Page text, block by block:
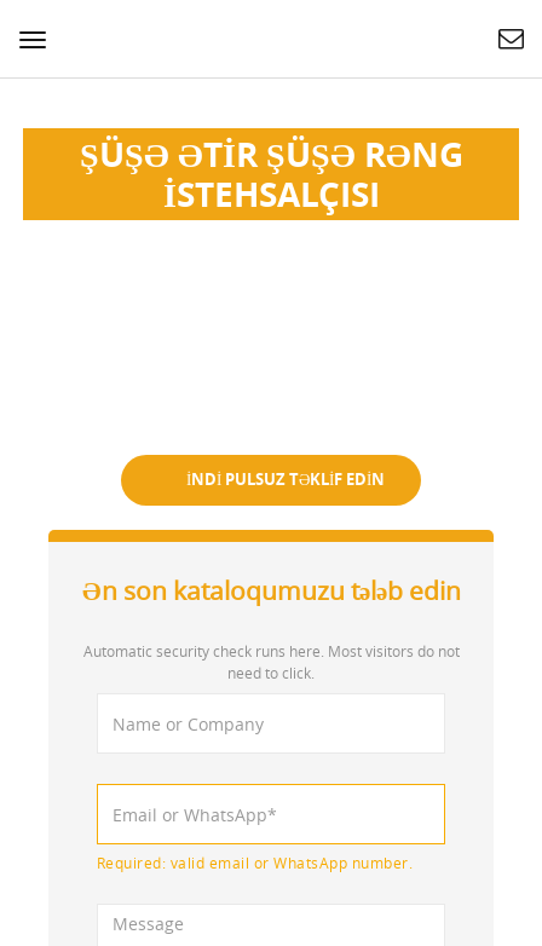
Naviqasiyanı
dəyişin
ŞÜŞƏ ƏTIR ŞÜŞƏ RƏNG
İSTEHSALÇISI
İNDİ PULSUZ TƏKLİF EDİN
Ən son kataloqumuzu tələb edin
Automatic security check runs here. Most visitors do not
need to click.
Required: valid email or WhatsApp number.